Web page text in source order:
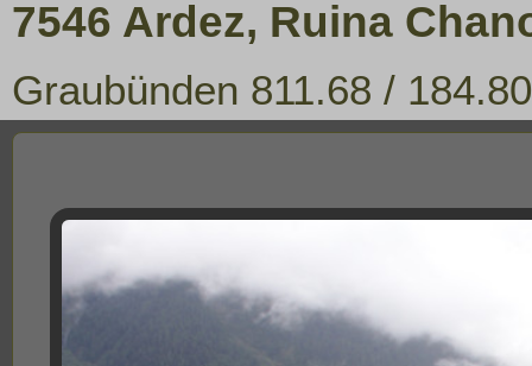
7546 Ardez, Ruina
Graubünden 811.68 / 184.80